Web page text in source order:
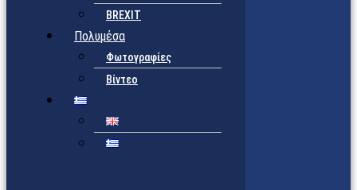
BREXIT
Πολυμέσα
Φωτογραφίες
Βίντεο